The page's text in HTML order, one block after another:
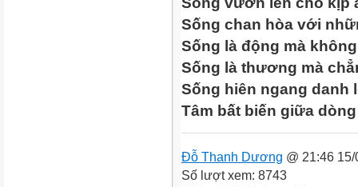
Sống chan hòa với
Sống là động mà
Sống là thương mà
Sống hiên ngang
Tâm bất biến giữa
Đỗ Thanh Dương @ 21:46
Số lượt xem: 8743